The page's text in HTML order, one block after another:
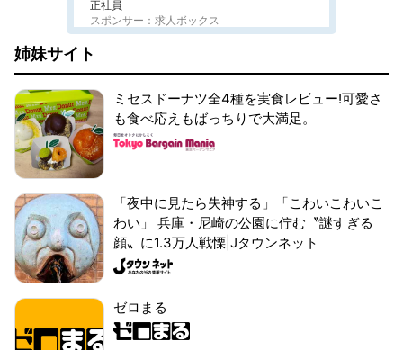
正社員
スポンサー：求人ボックス
姉妹サイト
ミセスドーナツ全4種を実食レビュー!可愛さ
も食べ応えもばっちりで大満足。
「夜中に見たら失神する」「こわいこわいこ
わい」 兵庫・尼崎の公園に佇む〝謎すぎる
顔〟に1.3万人戦慄|Jタウンネット
ゼロまる